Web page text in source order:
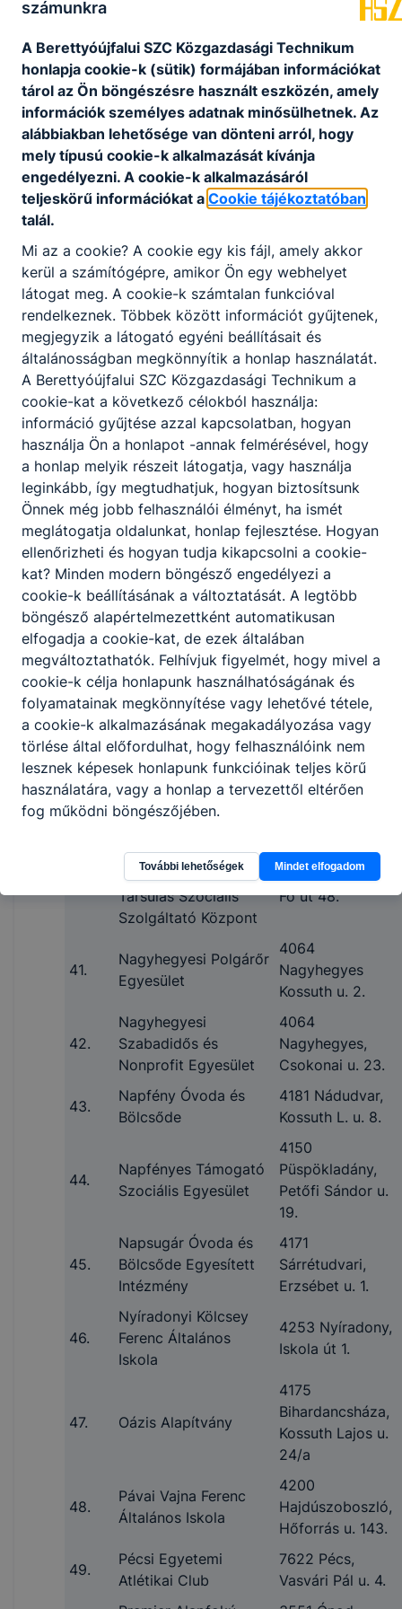
30. Művelődési Központ
és Könyvtár
Hajdúszoboszló,
Szilfákalja 2.
31.
Kövy Sándor
Általános Iskola és
AMI
4181 Nádudvar,
Fő út 137-141.
32.
Kvalitárs Kulturális
4200
Hajdúszoboszló,
tetőtér 11.
33.
Mácsai Sándor
Művelődési Ház és
Városi Könyvtár
4183 Kaba,
Szabadság tér 9.
34.
Magyar Honvédség
vitéz Vattay Antal 2.
Területvédelmi Ezred
Debrecen,
Péterfia u. 58/A
35.
Maya Lovas
Egyesület
4200
Hajdúszoboszló,
Földvár u. 63. I/3.
36.
Medgyessy Ferenc
Gimnázium,
Művészeti
Szakgimnázium és
Technikum
4031 Debrecen,
Holló László
sétány 6.
37. Mosoly-Vár Óvoda
4172
Biharnagybajom,
Mátyás Király u.
1.
38.
Nádudvari Ficánka
Közhasznú Egyesület
4181 Nádudvar,
Deák Ferenc u. 5.
39.
Nádudvari
Református
Egyházközség Idősek
Otthona
4181 Nádudvar,
Petri-Derzs u. 6-
Nádudvari Szociális
Intézményfenntartó
Társulás Szociális
Szolgáltató Központ
4181 Nádudvar,
Fő út 48.
41.
Nagyhegyesi Polgárőr
Egyesület
4064
Nagyhegyes
Kossuth u. 2.
42.
Nagyhegyesi
Szabadidős és
Nonprofit Egyesület
4064
Nagyhegyes,
Csokonai u. 23.
43.
Napfény Óvoda és
Bölcsőde
4181 Nádudvar,
Kossuth L. u. 8.
44.
Napfényes Támogató
Szociális Egyesület
4150
Püspökladány,
Petőfi Sándor u.
19.
45.
Napsugár Óvoda és
Bölcsőde Egyesített
Intézmény
4171
Sárrétudvari,
Erzsébet u. 1.
46.
Nyíradonyi Kölcsey
Ferenc Általános
Iskola
4253 Nyíradony,
Iskola út 1.
47. Oázis Alapítvány
4175
Bihardancsháza,
Kossuth Lajos u.
24/a
48.
Pávai Vajna Ferenc
Általános Iskola
4200
Hajdúszoboszló,
Hőforrás u. 143.
49.
Pécsi Egyetemi
Atlétikai Club
7622 Pécs,
Vasvári Pál u. 4.
számunkra
A Berettyóújfalui SZC Közgazdasági Technikum
honlapja cookie-k (sütik) formájában információkat
tárol az Ön böngészésre használt eszközén, amely
információk személyes adatnak minősülhetnek. Az
alábbiakban lehetősége van dönteni arról, hogy
mely típusú cookie-k alkalmazását kívánja
engedélyezni. A cookie-k alkalmazásáról
teljeskörű információkat a Cookie tájékoztatóban
talál.
Mi az a cookie? A cookie egy kis fájl, amely akkor
kerül a számítógépre, amikor Ön egy webhelyet
látogat meg. A cookie-k számtalan funkcióval
rendelkeznek. Többek között információt gyűjtenek,
megjegyzik a látogató egyéni beállításait és
általánosságban megkönnyítik a honlap használatát.
A Berettyóújfalui SZC Közgazdasági Technikum a
cookie-kat a következő célokból használja:
információ gyűjtése azzal kapcsolatban, hogyan
használja Ön a honlapot -annak felmérésével, hogy
a honlap melyik részeit látogatja, vagy használja
leginkább, így megtudhatjuk, hogyan biztosítsunk
Önnek még jobb felhasználói élményt, ha ismét
meglátogatja oldalunkat, honlap fejlesztése. Hogyan
ellenőrizheti és hogyan tudja kikapcsolni a cookie-
kat? Minden modern böngésző engedélyezi a
cookie-k beállításának a változtatását. A legtöbb
böngésző alapértelmezettként automatikusan
elfogadja a cookie-kat, de ezek általában
megváltoztathatók. Felhívjuk figyelmét, hogy mivel a
cookie-k célja honlapunk használhatóságának és
folyamatainak megkönnyítése vagy lehetővé tétele,
a cookie-k alkalmazásának megakadályozása vagy
törlése által előfordulhat, hogy felhasználóink nem
lesznek képesek honlapunk funkcióinak teljes körű
használatára, vagy a honlap a tervezettől eltérően
fog működni böngészőjében.
További lehetőségek Mindet elfogadom